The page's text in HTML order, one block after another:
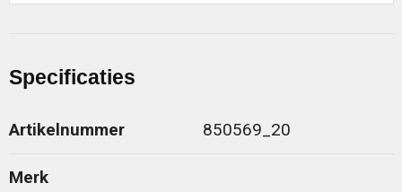
Specificaties
Artikelnummer 850569_20
Merk